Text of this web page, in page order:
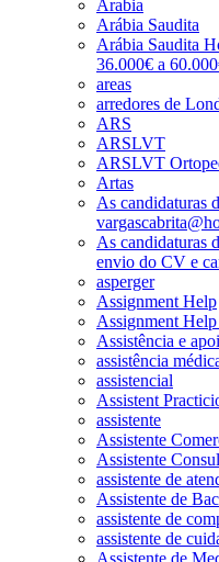
Arabia
Arábia Saudita
Arábia Saudita
36.000€ a
areas
arredores de
ARS
ARSLVT
ARSLVT
Artas
As candidaturas
As candidaturas
envio do CV e
asperger
Assignment Help
Assignment
Assistência e
assistência
assistencial
Assistent
assistente
Assistente
Assistente
assistente de
Assistente de
assistente de
assistente de
Assistente de